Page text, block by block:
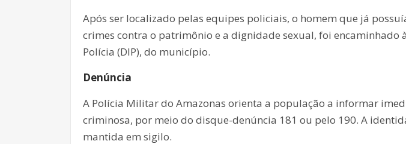
Após ser localizado pelas equipes policiais, o homem que já
crimes contra o patrimônio e a dignidade sexual, foi encaminhado
Polícia (DIP), do município.
Denúncia
A Polícia Militar do Amazonas orienta a população a informar
criminosa, por meio do disque-denúncia 181 ou pelo 190. A
mantida em sigilo.